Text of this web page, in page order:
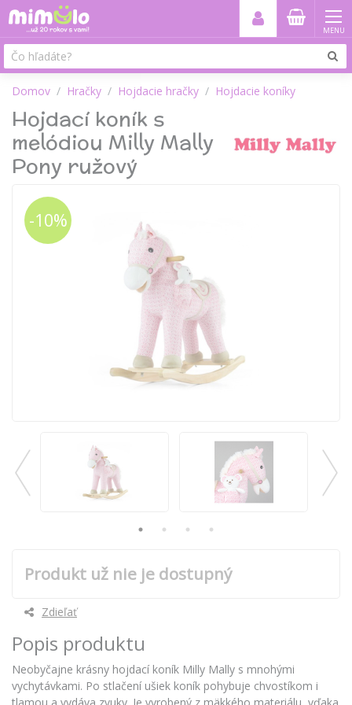
MENU
Domov Hračky Hojdacie hračky Hojdacie koníky
Hojdací koník s
melódiou Milly Mally
Pony ružový
-10%
Produkt už nie je dostupný
Zdieľať
Popis produktu
Neobyčajne krásny hojdací koník Milly Mally s mnohými
vychytávkami. Po stlačení ušiek koník pohybuje chvostíkom i